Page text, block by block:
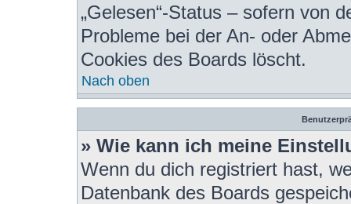
„Gelesen“-Status – sofern von
Probleme bei der An- oder
Cookies des Boards löscht.
Nach oben
» Wie kann ich meine
Wenn du dich registriert hast,
Datenbank des Boards